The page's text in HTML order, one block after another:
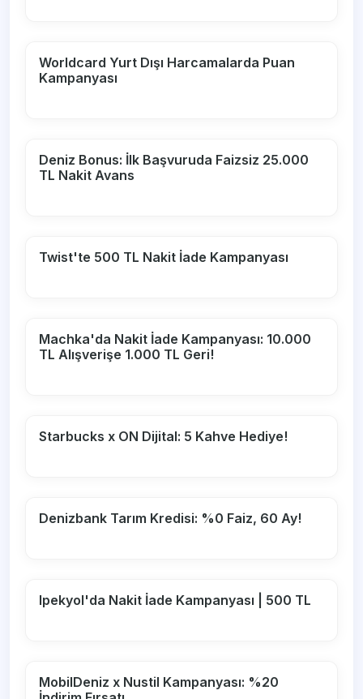
Worldcard Yurt Dışı Harcamalarda Puan
Kampanyası
Deniz Bonus: İlk Başvuruda Faizsiz 25.000
TL Nakit Avans
Twist'te 500 TL Nakit İade Kampanyası
Machka'da Nakit İade Kampanyası: 10.000
TL Alışverişe 1.000 TL Geri!
Starbucks x ON Dijital: 5 Kahve Hediye!
Denizbank Tarım Kredisi: %0 Faiz, 60 Ay!
Ipekyol'da Nakit İade Kampanyası | 500 TL
MobilDeniz x Nustil Kampanyası: %20